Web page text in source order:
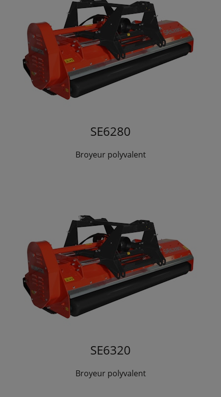
SE6280
Broyeur polyvalent
SE6320
Broyeur polyvalent